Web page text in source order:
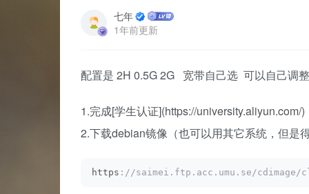
七年
1年前更新
配置是 2H 0.5G 2G 宽带自己选 可以自己调
1.完成[学生认证](https://university.aliyun.com/
2.下载debian镜像（也可以用其它系统，但是
https ://saimei.ftp.acc.umu.se/cdimage/